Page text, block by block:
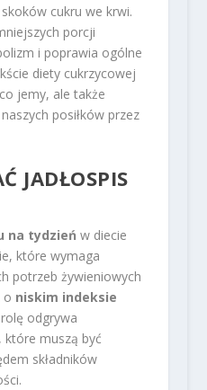
cukru we krwi.
porcji
i poprawia ogólne
diety cukrzycowej
jemy, ale także
posiłków przez
JADŁOSPIS
na tydzień w diecie
które wymaga
potrzeb żywieniowych
o niskim indeksie
odgrywa
które muszą być
składników